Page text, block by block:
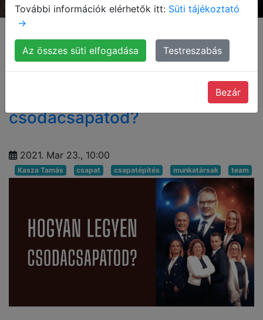
További információk elérhetők itt: Süti tájékoztató
→
Az összes süti elfogadása Testreszabás
Bezár
Kezdőlap Blog
csodacsapatod?
2021. Mar 23., 10:00
Kasza Tamás csapat csapatépítés munkatársak team